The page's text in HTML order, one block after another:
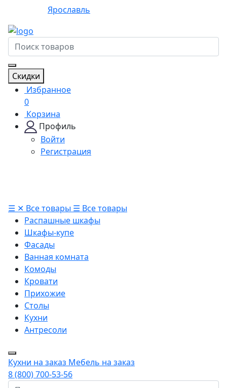
Ярославль
Скидки
Избранное
0
Корзина
Профиль
Войти
Регистрация
☰ ✕ Все товары ☰ Все товары
Распашные шкафы
Шкафы-купе
Фасады
Ванная комната
Комоды
Кровати
Прихожие
Столы
Кухни
Антресоли
Кухни на заказ Мебель на заказ
8 (800) 700-53-56